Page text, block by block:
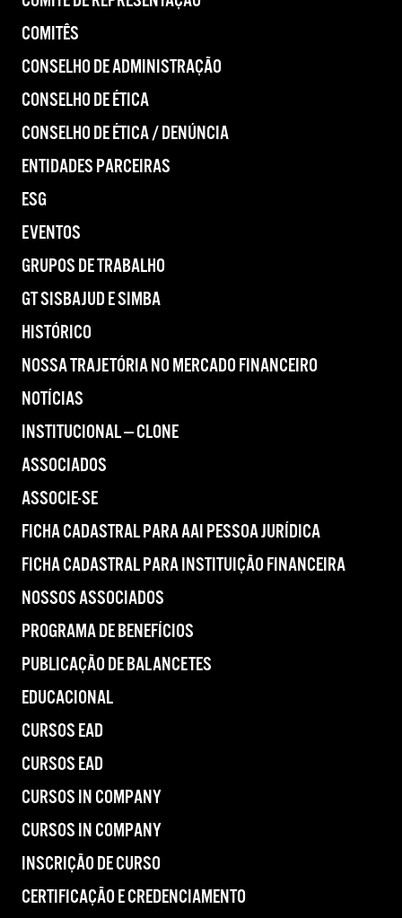
COMITÊS
CONSELHO DE ADMINISTRAÇÃO
CONSELHO DE ÉTICA
CONSELHO DE ÉTICA / DENÚNCIA
ENTIDADES PARCEIRAS
ESG
EVENTOS
GRUPOS DE TRABALHO
GT SISBAJUD E SIMBA
HISTÓRICO
NOSSA TRAJETÓRIA NO MERCADO FINANCEIRO
NOTÍCIAS
INSTITUCIONAL — CLONE
ASSOCIADOS
ASSOCIE-SE
FICHA CADASTRAL PARA AAI PESSOA JURÍDICA
FICHA CADASTRAL PARA INSTITUIÇÃO FINANCEIRA
NOSSOS ASSOCIADOS
PROGRAMA DE BENEFÍCIOS
PUBLICAÇÃO DE BALANCETES
EDUCACIONAL
CURSOS EAD
CURSOS EAD
CURSOS IN COMPANY
CURSOS IN COMPANY
INSCRIÇÃO DE CURSO
CERTIFICAÇÃO E CREDENCIAMENTO